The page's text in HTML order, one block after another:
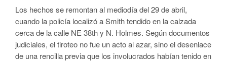
Los hechos se remontan al mediodía del 29 de abril,
cuando la policía localizó a Smith tendido en la calzada
cerca de la calle NE 38th y N. Holmes. Según documentos
judiciales, el tiroteo no fue un acto al azar, sino el desenlace
de una rencilla previa que los involucrados habían tenido en